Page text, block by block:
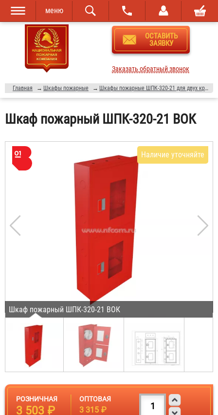
Перейти к
основному
содержанию
Skip to
navigation
меню
ОСТАВИТЬ
ЗАЯВКУ
Заказать обратный звонок
Главная → Шкафы пожарные → Шкафы пожарные ШПК-320-21 для двух кранов и двух рукавов
Шкаф пожарный ШПК-320-21 ВОК
Шкаф пожарный ШПК-320-21 ВОК
Наличие уточняйте
РОЗНИЧНАЯ
3 503 ₽
ОПТОВАЯ
3 315 ₽